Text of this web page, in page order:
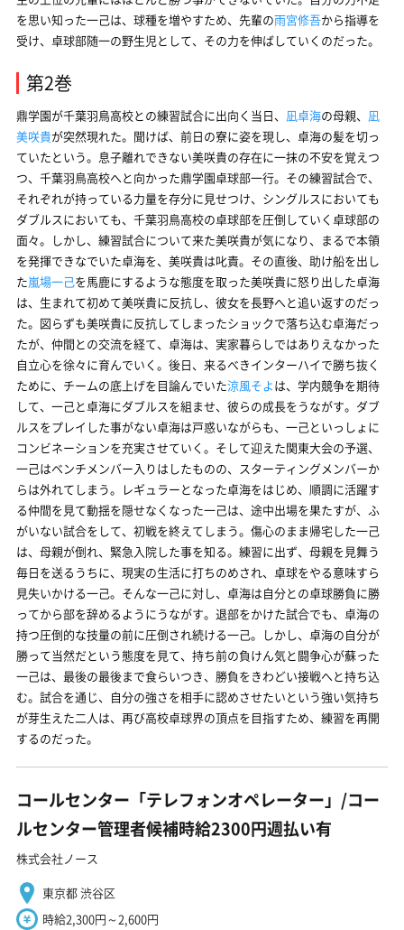
を思い知った一己は、球種を増やすため、先輩の雨宮修吾から指導を
受け、卓球部随一の野生児として、その力を伸ばしていくのだった。
第2巻
鼎学園が千葉羽鳥高校との練習試合に出向く当日、 凪卓海の母親、 凪
美咲貴が突然現れた。聞けば、前日の寮に姿を現し、卓海の髪を切っ
ていたという。息子離れできない美咲貴の存在に一抹の不安を覚えつ
つ、千葉羽鳥高校へと向かった鼎学園卓球部一行。その練習試合で、
それぞれが持っている力量を存分に見せつけ、シングルスにおいても
ダブルスにおいても、千葉羽鳥高校の卓球部を圧倒していく卓球部の
面々。しかし、練習試合について来た美咲貴が気になり、まるで本領
を発揮できなでいた卓海を、美咲貴は叱責。その直後、助け船を出し
た嵐場一己を馬鹿にするような態度を取った美咲貴に怒り出した卓海
は、生まれて初めて美咲貴に反抗し、彼女を長野へと追い返すのだっ
た。図らずも美咲貴に反抗してしまったショックで落ち込む卓海だっ
たが、仲間との交流を経て、卓海は、実家暮らしではありえなかった
自立心を徐々に育んでいく。後日、来るべきインターハイで勝ち抜く
ために、チームの底上げを目論んでいた涼風そよは、学内競争を期待
して、一己と卓海にダブルスを組ませ、彼らの成長をうながす。ダブ
ルスをプレイした事がない卓海は戸惑いながらも、一己といっしょに
コンビネーションを充実させていく。そして迎えた関東大会の予選、
一己はベンチメンバー入りはしたものの、スターティングメンバーか
らは外れてしまう。レギュラーとなった卓海をはじめ、順調に活躍す
る仲間を見て動揺を隠せなくなった一己は、途中出場を果たすが、ふ
がいない試合をして、初戦を終えてしまう。傷心のまま帰宅した一己
は、母親が倒れ、緊急入院した事を知る。練習に出ず、母親を見舞う
毎日を送るうちに、現実の生活に打ちのめされ、卓球をやる意味すら
見失いかける一己。そんな一己に対し、卓海は自分との卓球勝負に勝
ってから部を辞めるようにうながす。退部をかけた試合でも、卓海の
持つ圧倒的な技量の前に圧倒され続ける一己。しかし、卓海の自分が
勝って当然だという態度を見て、持ち前の負けん気と闘争心が蘇った
一己は、最後の最後まで食らいつき、勝負をきわどい接戦へと持ち込
む。試合を通じ、自分の強さを相手に認めさせたいという強い気持ち
が芽生えた二人は、再び高校卓球界の頂点を目指すため、練習を再開
するのだった。
コールセンター「テレフォンオペレーター」/コー
ルセンター管理者候補時給2300円週払い有
株式会社ノース
東京都 渋谷区
時給2,300円～2,600円